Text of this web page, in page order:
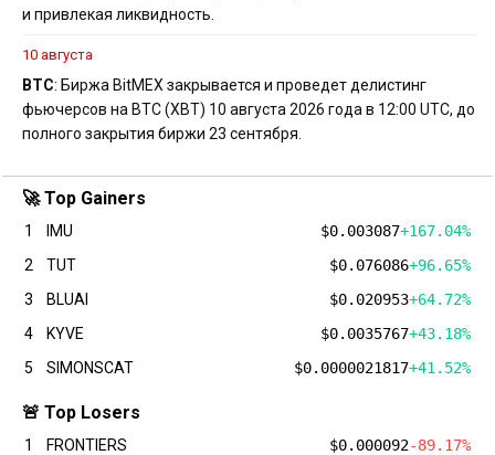
и привлекая ликвидность.
10 августа
BTC: Биржа BitMEX закрывается и проведет делистинг
фьючерсов на BTC (XBT) 10 августа 2026 года в 12:00 UTC, до
полного закрытия биржи 23 сентября.
🚀 Top Gainers
1 IMU $0.003087+167.04%
2
TUT $0.076086+96.65%
3
BLUAI $0.020953+64.72%
4
KYVE $0.0035767+43.18%
5
SIMONSCAT $0.0000021817+41.52%
🚨 Top Losers
1 FRONTIERS $0.000092-89.17%